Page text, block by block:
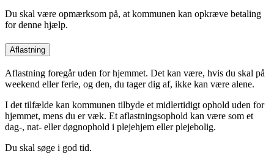
Du skal være opmærksom på, at kommunen kan opkræve betaling
for denne hjælp.
Aflastning
Aflastning foregår uden for hjemmet. Det kan være, hvis du skal på
weekend eller ferie, og den, du tager dig af, ikke kan være alene.
I det tilfælde kan kommunen tilbyde et midlertidigt ophold uden for
hjemmet, mens du er væk. Et aflastningsophold kan være som et
dag-, nat- eller døgnophold i plejehjem eller plejebolig.
Du skal søge i god tid.